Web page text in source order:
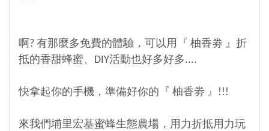
啊? 有那麼多免費的體驗，可以用『 柚香劵 』折
抵的香甜蜂蜜、DIY活動也好多好多....
快拿起你的手機，準備好你的『 柚香劵 』!!!
來我們埔里宏基蜜蜂生態農場，用力折抵用力玩